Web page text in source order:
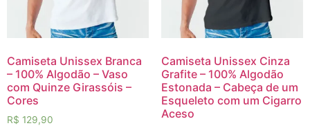
Camiseta Unissex Branca
– 100% Algodão – Vaso
com Quinze Girassóis –
Cores
R$ 129,90
Camiseta Unissex Cinza
Grafite – 100% Algodão
Estonada – Cabeça de um
Esqueleto com um Cigarro
Aceso